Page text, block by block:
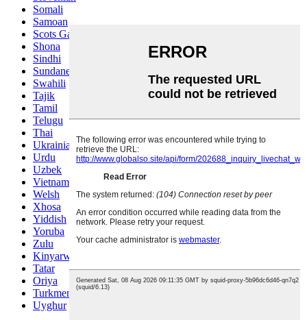
Somali
Samoan
Scots Gaelic
Shona
Sindhi
Sundanese
Swahili
Tajik
Tamil
Telugu
Thai
Ukrainian
Urdu
Uzbek
Vietnamese
Welsh
Xhosa
Yiddish
Yoruba
Zulu
Kinyarwanda
Tatar
Oriya
Turkmen
Uyghur